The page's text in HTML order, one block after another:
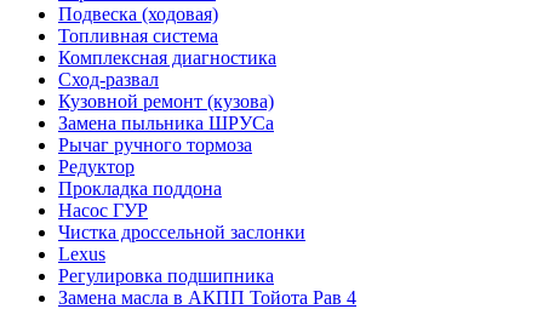
Подвеска (ходовая)
Топливная система
Комплексная диагностика
Сход-развал
Кузовной ремонт (кузова)
Замена пыльника ШРУСа
Рычаг ручного тормоза
Редуктор
Прокладка поддона
Насос ГУР
Чистка дроссельной заслонки
Lexus
Регулировка подшипника
Замена масла в АКПП Тойота Рав 4